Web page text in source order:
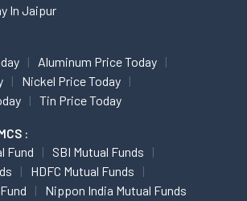
In Jaipur
Aluminum Price Today
Nickel Price Today
Tin Price Today
:
Fund
SBI Mutual Funds
HDFC Mutual Funds
Nippon India Mutual Funds